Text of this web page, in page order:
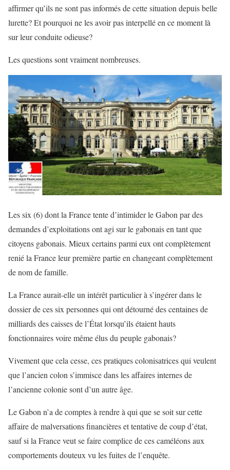
affirmer qu’ils ne sont pas informés de cette situation depuis belle
lurette? Et pourquoi ne les avoir pas interpellé en ce moment là
sur leur conduite odieuse?
Les questions sont vraiment nombreuses.
Les six (6) dont la France tente d’intimider le Gabon par des
demandes d’exploitations ont agi sur le gabonais en tant que
citoyens gabonais. Mieux certains parmi eux ont complètement
renié la France leur première partie en changeant complètement
de nom de famille.
La France aurait-elle un intérêt particulier à s’ingérer dans le
dossier de ces six personnes qui ont détourné des centaines de
milliards des caisses de l’État lorsqu’ils étaient hauts
fonctionnaires voire même élus du peuple gabonais?
Vivement que cela cesse, ces pratiques colonisatrices qui veulent
que l’ancien colon s’immisce dans les affaires internes de
l’ancienne colonie sont d’un autre âge.
Le Gabon n’a de comptes à rendre à qui que se soit sur cette
affaire de malversations financières et tentative de coup d’état,
sauf si la France veut se faire complice de ces caméléons aux
comportements douteux vu les fuites de l’enquête.